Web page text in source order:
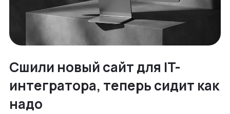
Сшили новый сайт для IT-
интегратора, теперь сидит как
надо